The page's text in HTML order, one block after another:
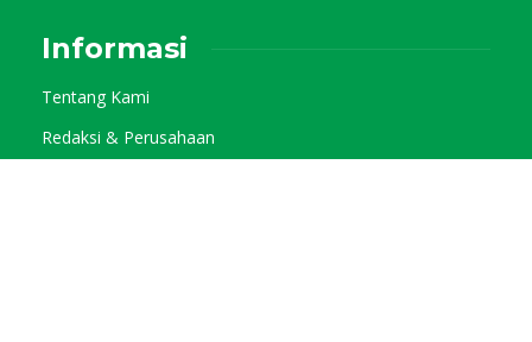
Informasi
Tentang Kami
Redaksi & Perusahaan